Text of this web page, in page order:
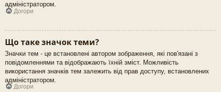
адміністратором.
Догори
Що таке значок теми?
Значки тем - це встановлені автором зображення, які пов'язані з
повідомленнями та відображають їхній зміст. Можливість
використання значків тем залежить від прав доступу, встановлених
адміністратором.
Догори